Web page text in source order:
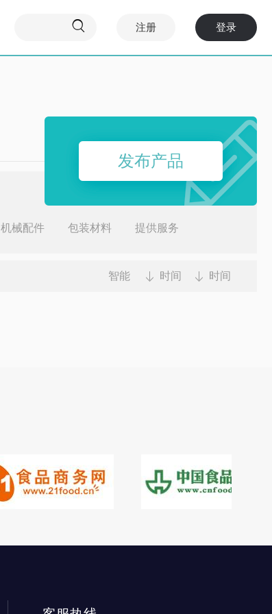
 注册 登录
机械配件 包装材料 提供服务
发布产品
智能 时间 时间